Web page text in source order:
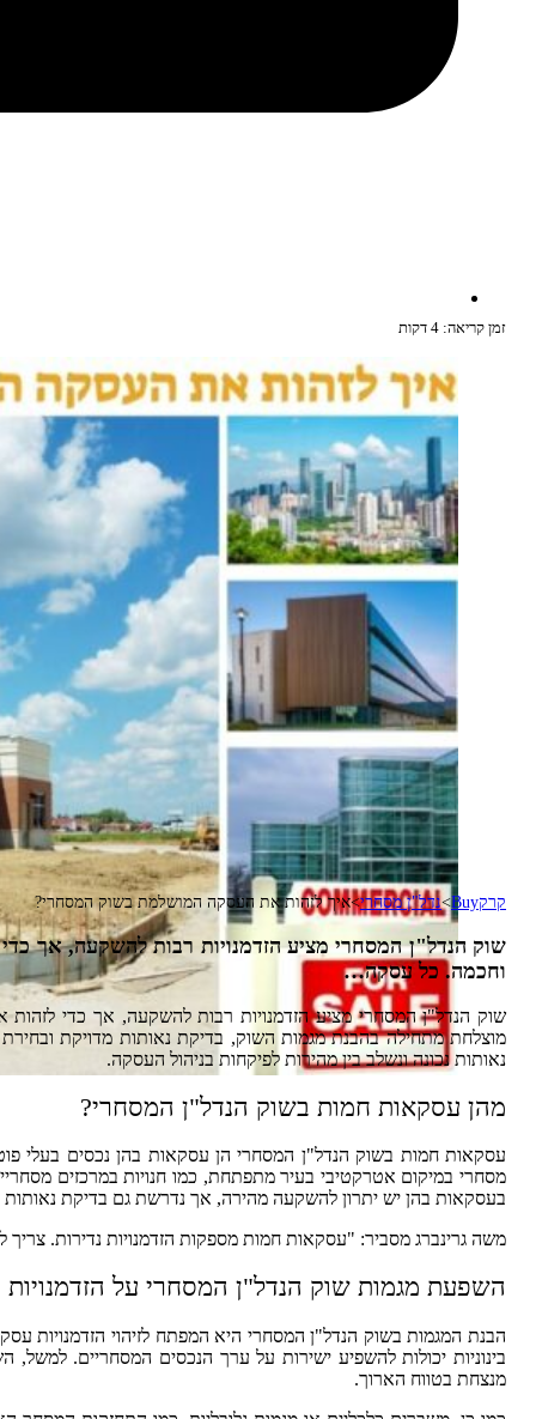
זמן קריאה: 4 דקות
קרקBuy >נדל"ן מסחרי>איך לזהות את העסקה המושלמת בשוק המסחרי?
שוק הנדל"ן המסחרי מציע הזדמנויות רבות להשקעה, אך
וחכמה. כל עסקה…
שוק הנדל"ן המסחרי מציע הזדמנויות רבות להשקעה, אך כדי
מוצלחת מתחילה בהבנת מגמות השוק, בדיקת נאותות מדויקת
נאותות נכונה ונשלב בין מהירות לפיקחות בניהול העסקה.
מהן עסקאות חמות בשוק הנדל"ן המסחרי?
עסקאות חמות בשוק הנדל"ן המסחרי הן עסקאות בהן נכסים בעלי
מסחרי במיקום אטרקטיבי בעיר מתפתחת, כמו חנויות במרכזים
בעסקאות בהן יש יתרון להשקעה מהירה, אך נדרשת גם בדיקת נאותות
משה גרינברג מסביר: "עסקאות חמות מספקות הזדמנויות נדירות. צריך
השפעת מגמות שוק הנדל"ן המסחרי על
הבנת המגמות בשוק הנדל"ן המסחרי היא המפתח לזיהוי הזדמנויות
בינוניות יכולות להשפיע ישירות על ערך הנכסים המסחריים.
מנצחת בטווח הארוך.